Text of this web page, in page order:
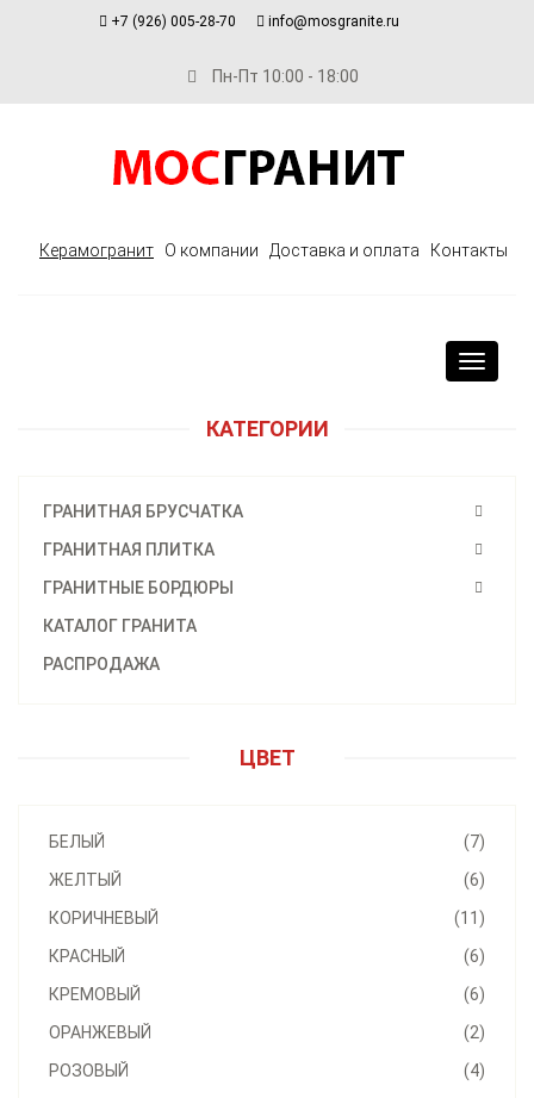
+7 (926) 005-28-70 info@mosgranite.ru
Пн-Пт 10:00 - 18:00
Керамогранит О компании Доставка и оплата Контакты
Toggle
КАТЕГОРИИ
ГРАНИТНАЯ БРУСЧАТКА
ГРАНИТНАЯ ПЛИТКА
ГРАНИТНЫЕ БОРДЮРЫ
КАТАЛОГ ГРАНИТА
РАСПРОДАЖА
ЦВЕТ
(7)
БЕЛЫЙ
(6)
ЖЕЛТЫЙ
(11)
КОРИЧНЕВЫЙ
(6)
КРАСНЫЙ
(6)
КРЕМОВЫЙ
(2)
ОРАНЖЕВЫЙ
(4)
РОЗОВЫЙ